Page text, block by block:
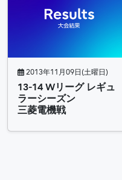
2013年11月09日(土曜日)
13-14 Wリーグ レギュ
ラーシーズン
三菱電機戦